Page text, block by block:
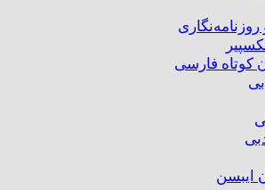
روزنامه‌نگاری
کوتاه فارسی
ایبسن